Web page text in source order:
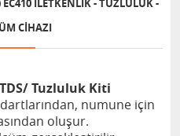
İLETKENLIK - TUZLULUK -
CIHAZI
Tuzluluk Kiti
numune için
oluşur.